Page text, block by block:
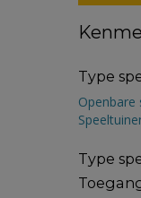
Type
Openbare
Type